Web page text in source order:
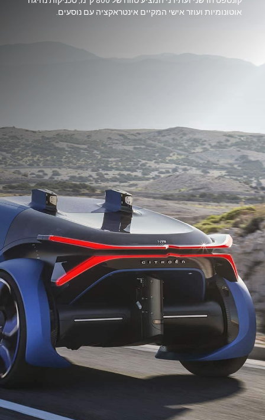
אוטונומיות ועוזר אישי המקיים אינטראקציה עם נוסעים.